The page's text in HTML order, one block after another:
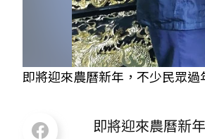
即將迎來農曆新年，不少民眾
即將迎來農曆新